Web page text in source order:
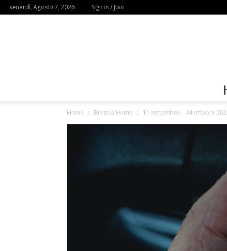
venerdì, Agosto 7, 2026 Sign in / Join
Home Brescia Home 11 settembre – 04 ottobre